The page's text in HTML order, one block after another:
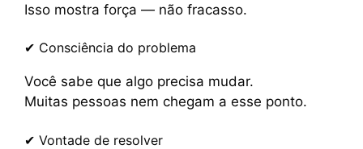
Isso mostra força — não fracasso.
✔ Consciência do problema
Você sabe que algo precisa mudar.
Muitas pessoas nem chegam a esse ponto.
✔ Vontade de resolver